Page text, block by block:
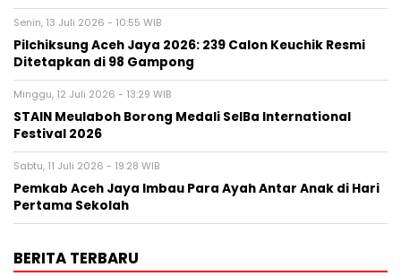
Senin, 13 Juli 2026 - 10:55 WIB
Pilchiksung Aceh Jaya 2026: 239 Calon Keuchik Resmi
Ditetapkan di 98 Gampong
Minggu, 12 Juli 2026 - 13:29 WIB
STAIN Meulaboh Borong Medali SeIBa International
Festival 2026
Sabtu, 11 Juli 2026 - 19:28 WIB
Pemkab Aceh Jaya Imbau Para Ayah Antar Anak di Hari
Pertama Sekolah
BERITA TERBARU